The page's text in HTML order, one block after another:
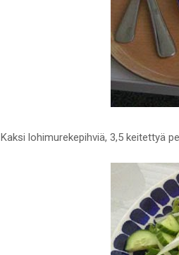
Kaksi lohimurekepihviä, 3,5 keitettyä